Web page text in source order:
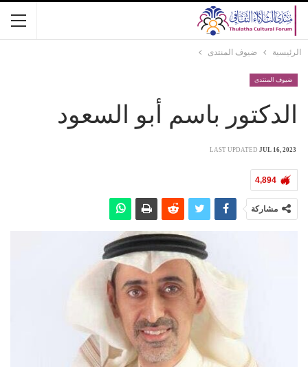
الرئيسية ضيوف المنتدى
ضيوف المنتدى
الدكتور باسم أبو السعود
LAST UPDATED JUL 16, 2023
4,894
مشاركة